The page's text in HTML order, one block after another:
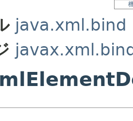
java.xml.bind